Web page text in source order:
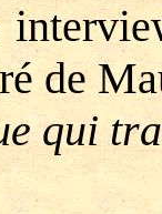
de
qui